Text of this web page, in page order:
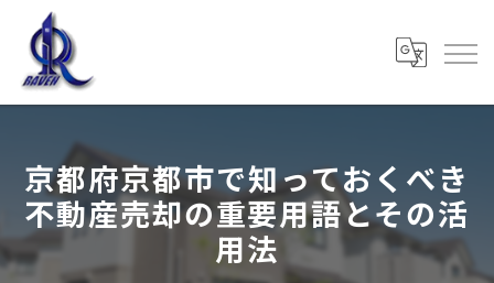
京都府京都市で知っておくべき
不動産売却の重要用語とその活
用法